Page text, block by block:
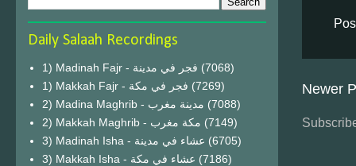
Newer
Daily Salaah Recordings
1) Madinah Fajr - فجر في مدينة (7068)
1) Makkah Fajr - فجر في مكة (7269)
2) Madina Maghrib - مدينة مغرب (7088)
2) Makkah Maghrib - مكة مغرب (7149)
3) Madinah Isha - عشاء في مدينة (6705)
3) Makkah Isha - عشاء في مكة (7186)